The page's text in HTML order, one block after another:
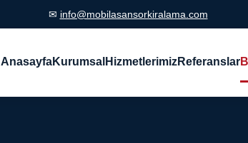
✉ info@mobilasansorkiralama.com
AnasayfaKurumsal HizmetlerimizReferanslar